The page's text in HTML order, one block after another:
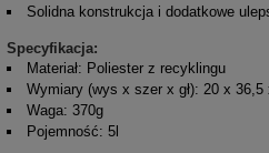
Solidna konstrukcja i dodatkowe
Specyfikacja:
Materiał: Poliester z recyklingu
Wymiary (wys x szer x gł): 20 x 36,5
Waga: 370g
Pojemność: 5l